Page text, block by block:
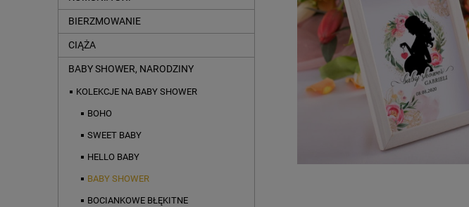
BIERZMOWANIE
CIĄŻA
BABY SHOWER, NARODZINY
KOLEKCJE NA BABY SHOWER
BOHO
SWEET BABY
HELLO BABY
BABY SHOWER
BOCIANKOWE BŁĘKITNE